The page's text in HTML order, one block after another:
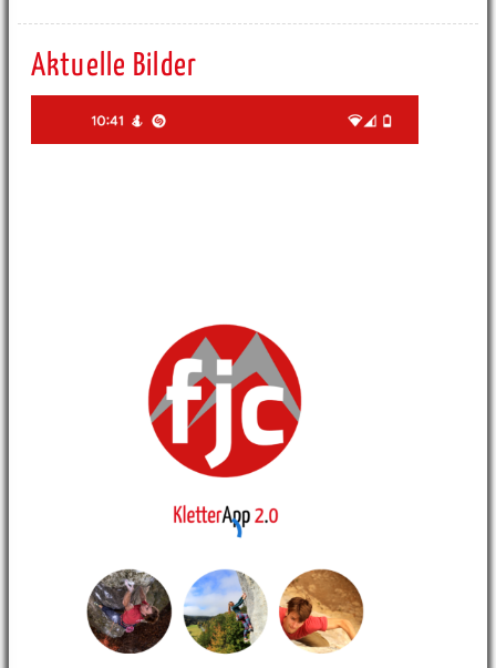
Aktuelle Bilder